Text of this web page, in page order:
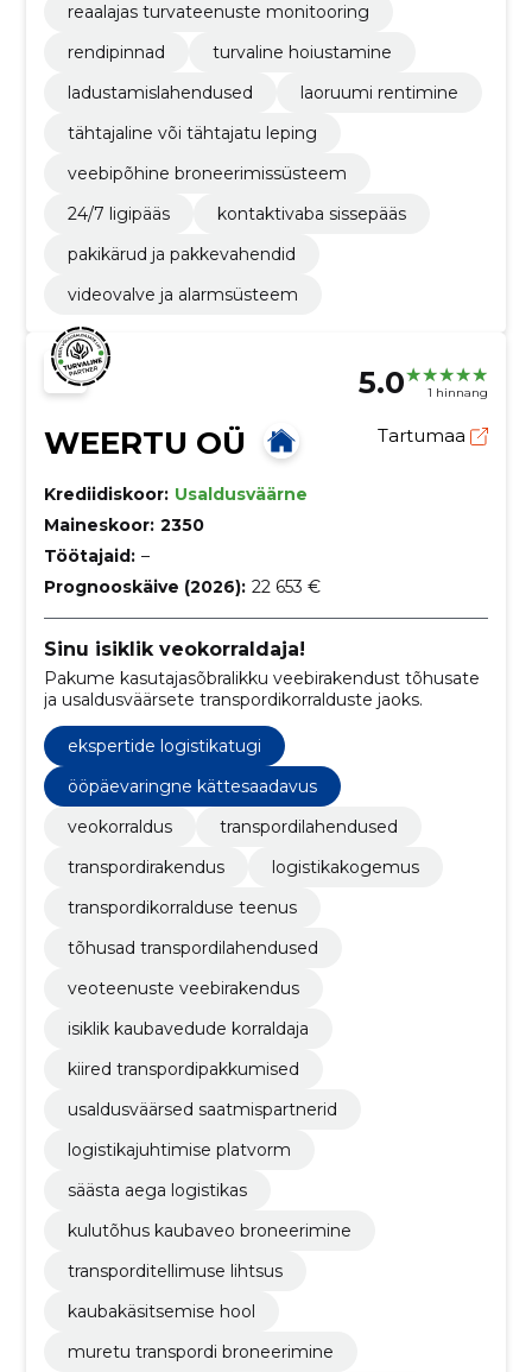
reaalajas turvateenuste monitooring
rendipinnad
turvaline hoiustamine
ladustamislahendused
laoruumi rentimine
tähtajaline või tähtajatu leping
veebipõhine broneerimissüsteem
24/7 ligipääs
kontaktivaba sissepääs
pakikärud ja pakkevahendid
videovalve ja alarmsüsteem
5.0 1 hinnang
WEERTU OÜ Tartumaa
Krediidiskoor: Usaldusväärne
Maineskoor: 2350
Töötajaid: –
Prognooskäive (2026): 22 653 €
Sinu isiklik veokorraldaja!
Pakume kasutajasõbralikku veebirakendust tõhusate
ja usaldusväärsete transpordikorralduste jaoks.
ekspertide logistikatugi
ööpäevaringne kättesaadavus
veokorraldus
transpordilahendused
transpordirakendus
logistikakogemus
transpordikorralduse teenus
tõhusad transpordilahendused
veoteenuste veebirakendus
isiklik kaubavedude korraldaja
kiired transpordipakkumised
usaldusväärsed saatmispartnerid
logistikajuhtimise platvorm
säästa aega logistikas
kulutõhus kaubaveo broneerimine
transporditellimuse lihtsus
kaubakäsitsemise hool
muretu transpordi broneerimine